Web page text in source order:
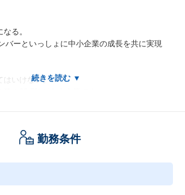
る。
バーといっしょに中小企業の成長を共に実現
はいけない。
っています。
業界トップクラスの実績を持つメンバーが集
。
ナーとしていっしょに走り続けよう。
勤務条件